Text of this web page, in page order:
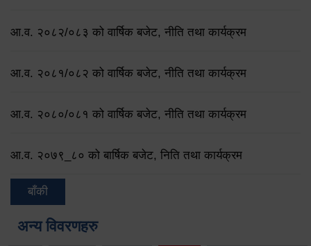
आ.व. २०८२/०८३ को वार्षिक बजेट, नीति तथा कार्यक्रम
आ.व. २०८१/०८२ को वार्षिक बजेट, नीति तथा कार्यक्रम
आ.व. २०८०/०८१ को वार्षिक बजेट, नीति तथा कार्यक्रम
आ.व. २०७९‌_८० को बार्षिक बजेट, निति तथा कार्यक्रम
बाँकी
अन्य विवरणहरु